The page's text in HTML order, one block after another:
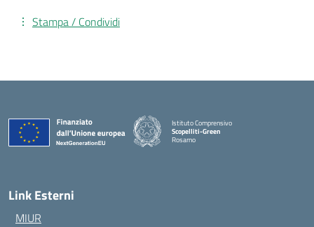
Stampa / Condividi
Istituto Comprensivo
Scopelliti-Green
Rosarno
Link Esterni
MIUR